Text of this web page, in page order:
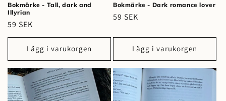
Bokmärke - Tall, dark and
Illyrian
Ordinarie
pris
59 SEK
Lägg i varukorgen
Bokmärke - Dark romance lover
Ordinarie
59 SEK
Lägg i varukorgen